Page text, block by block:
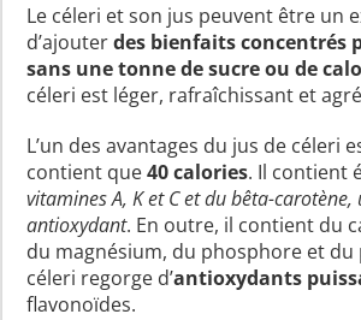
Le céleri et son jus peuvent être un
d’ajouterdes bienfaits concentrés
sans une tonne de sucre ou de
céleri est léger, rafraîchissant et
L’un des avantages du jus de céleri
contient que40 calories. Il contient
vitamines A, K et C et du bêta-
antioxydant. En outre, il contient du
du magnésium, du phosphore et du
céleri regorge d’antioxydants
flavonoïdes.